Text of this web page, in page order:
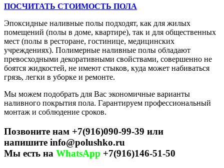
ПОСЧИТАТЬ СТОИМОСТЬ ПОЛА
Эпоксидные наливные полы подходят, как для жилых
помещений (полы в доме, квартире), так и для общественных
мест (полы в ресторане, гостинице, медицинских
учреждениях). Полимерные наливные полы обладают
превосходными декоративными свойствами, совершенно не
боятся жидкостей, не имеют стыков, куда может набиваться
грязь, легки в уборке и ремонте.
Мы можем подобрать для Вас экономичные варианты
наливного покрытия пола. Гарантируем профессиональный
монтаж и соблюдение сроков.
Позвоните нам +7(916)090-99-39 или
напишите info@polushko.ru
Мы есть на WhatsApp +7(916)146-51-50